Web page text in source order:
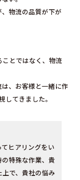
物流の品質が下が
とではなく、物流
、お客様と一緒に作
てきました。
ヒアリングをい
特殊な作業、貴
で、貴社の悩み